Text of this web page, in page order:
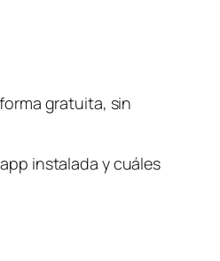
gratuita, sin
instalada y cuáles